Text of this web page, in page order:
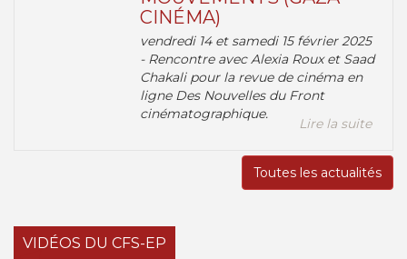
CINÉMA)
vendredi 14 et samedi 15 février 2025
- Rencontre avec Alexia Roux et Saad
Chakali pour la revue de cinéma en
ligne Des Nouvelles du Front
cinématographique.
Lire la suite
Toutes les actualités
VIDÉOS DU CFS-EP